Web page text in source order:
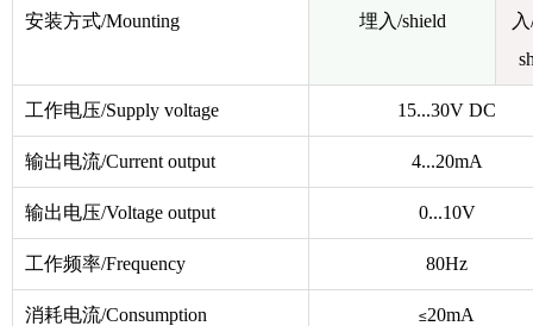
安装方式/Mounting 埋入/shield
工作电压/Supply voltage 15...30V DC
输出电流/Current output 4...20mA
输出电压/Voltage output 0...10V
工作频率/Frequency 80Hz
消耗电流/Consumption ≤20mA